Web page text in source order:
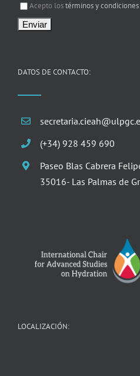
Acepto lostérminos y condiciones
DATOS DE CONTACTO:
(+34) 928 459 690
Paseo Blas Cabrera
35016- Las Palmas de
LOCALIZACIÓN: